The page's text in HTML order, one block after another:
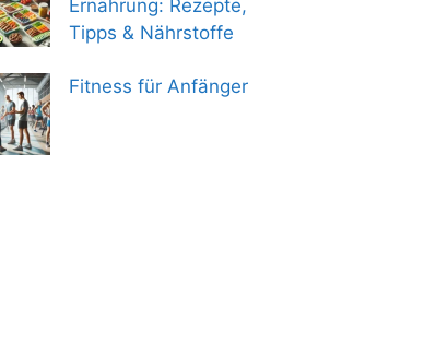
Ernährung: Rezepte,
Tipps & Nährstoffe
Fitness für Anfänger